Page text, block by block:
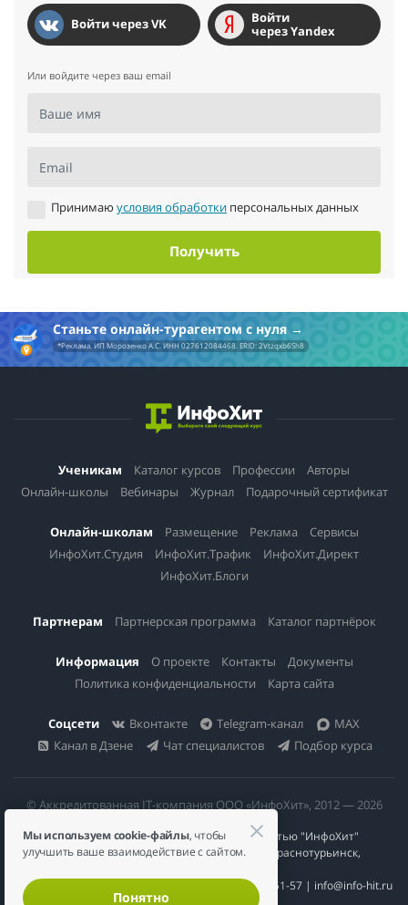
Войти через VK
Войти
через Yandex
Или войдите через ваш email
Ваше имя
Email
Принимаю условия обработки персональных данных
Получить
Станьте онлайн-турагентом с нуля
*Реклама. ИП Морозенко А.С. ИНН 027612084468. ERID: 2Vtzqxb6Sh8
Ученикам Каталог курсов Профессии
Авторы
Онлайн-школы
Вебинары Журнал Подарочный сертификат
Онлайн-школам Размещение Реклама
Сервисы
ИнфоХит.Студия
ИнфоХит.Трафик
ИнфоХит.Директ
ИнфоХит.Блоги
Партнерам Партнерская программа Каталог партнёрок
Информация О проекте Контакты
Документы
Политика конфиденциальности
Карта сайта
Соцсети Вконтакте Telegram-канал
MAX
Канал в Дзене
Чат специалистов Подбор курса
© Аккредитованная IT-компания ООО «ИнфоХит», 2012 — 2026
Общество с ограниченной ответственностью "ИнфоХит"
624446, Россия, Свердловская область, г. Краснотурьинск,
ИНН 6617023200 | КПП 661701001 | +7 984 888-51-57 | info@info-hit.ru
Мы используем cookie-файлы, чтобы
улучшить ваше взаимодействие с сайтом.
Понятно